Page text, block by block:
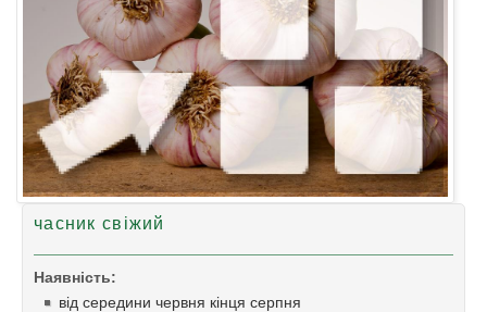
часник свіжий
Hаявність:
від середини червня кінця серпня